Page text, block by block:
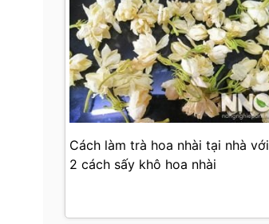
Cách làm trà hoa nhài tại nhà với
2 cách sấy khô hoa nhài